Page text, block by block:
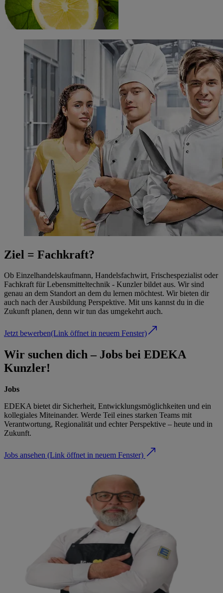
Ziel = Fachkraft?
Ob Einzelhandelskaufmann, Handelsfachwirt, Frischespezialist oder
Fachkraft für Lebensmitteltechnik - Kunzler bildet aus. Wir sind
genau an dem Standort an dem du lernen möchtest. Wir bieten dir
auch nach der Ausbildung Perspektive. Mit uns kannst du in die
Zukunft planen, denn wir tun das umgekehrt auch.
Jetzt bewerben(Link öffnet in neuem Fenster)
Wir suchen dich – Jobs bei EDEKA
Kunzler!
Jobs
EDEKA bietet dir Sicherheit, Entwicklungsmöglichkeiten und ein
kollegiales Miteinander. Werde Teil eines starken Teams mit
Verantwortung, Regionalität und echter Perspektive – heute und in
Zukunft.
Jobs ansehen (Link öffnet in neuem Fenster)